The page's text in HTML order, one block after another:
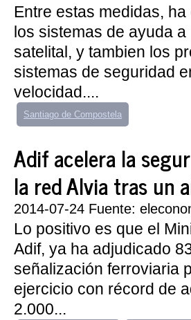
Entre estas medidas,
los sistemas de ayuda
satelital, y tambien los
sistemas de seguridad
velocidad....
Santiago de Compostela
Adif acelera la
la red Alvia tras un
2014-07-24 Fuente:
Lo positivo es que el
Adif, ya ha adjudicado
señalización ferroviaria
ejercicio con récord de
2.000...